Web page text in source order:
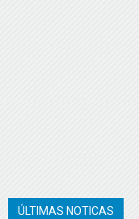
ÚLTIMAS NOTICAS